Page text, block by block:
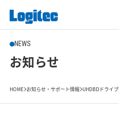
NEWS
お知らせ
HOME お知らせ・サポート情報 UHDBDドライ